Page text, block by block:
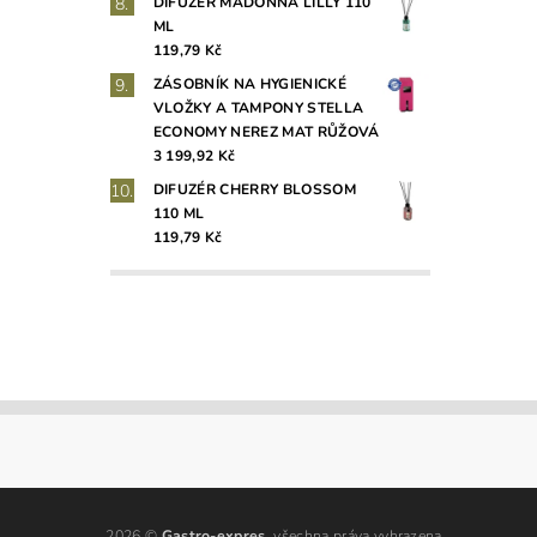
ML
119,79 Kč
ZÁSOBNÍK NA HYGIENICKÉ
VLOŽKY A TAMPONY STELLA
ECONOMY NEREZ MAT RŮŽOVÁ
3 199,92 Kč
DIFUZÉR CHERRY BLOSSOM
110 ML
119,79 Kč